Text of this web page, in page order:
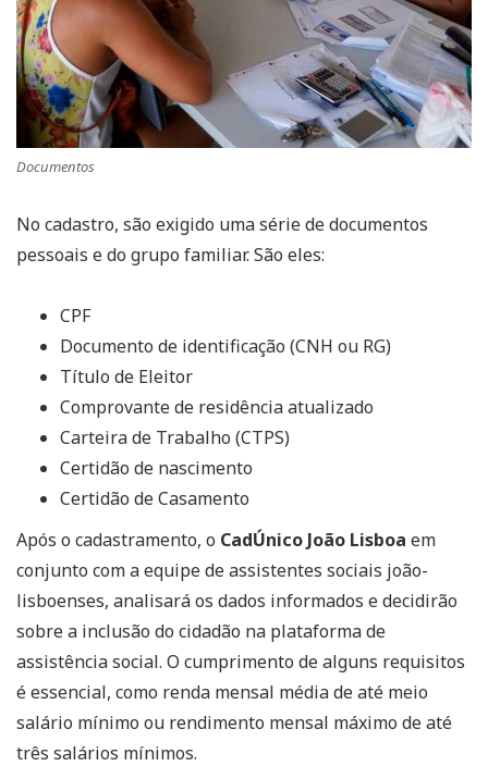
Documentos
No cadastro, são exigido uma série de documentos
pessoais e do grupo familiar. São eles:
CPF
Documento de identificação (CNH ou RG)
Título de Eleitor
Comprovante de residência atualizado
Carteira de Trabalho (CTPS)
Certidão de nascimento
Certidão de Casamento
Após o cadastramento, o CadÚnico João Lisboa em
conjunto com a equipe de assistentes sociais joão-
lisboenses, analisará os dados informados e decidirão
sobre a inclusão do cidadão na plataforma de
assistência social. O cumprimento de alguns requisitos
é essencial, como renda mensal média de até meio
salário mínimo ou rendimento mensal máximo de até
três salários mínimos.